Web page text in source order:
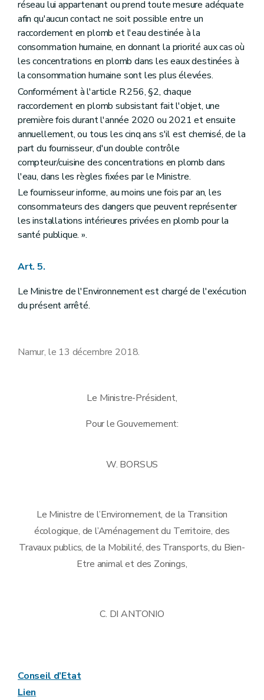
réseau lui appartenant ou prend toute mesure adéquate
afin qu'aucun contact ne soit possible entre un
raccordement en plomb et l'eau destinée à la
consommation humaine, en donnant la priorité aux cas où
les concentrations en plomb dans les eaux destinées à
la consommation humaine sont les plus élevées.
Conformément à l'article R.256, §2, chaque
raccordement en plomb subsistant fait l'objet, une
première fois durant l'année 2020 ou 2021 et ensuite
annuellement, ou tous les cinq ans s'il est chemisé, de la
part du fournisseur, d'un double contrôle
compteur/cuisine des concentrations en plomb dans
l'eau, dans les règles fixées par le Ministre.
Le fournisseur informe, au moins une fois par an, les
consommateurs des dangers que peuvent représenter
les installations intérieures privées en plomb pour la
santé publique. ».
Art. 5.
Le Ministre de l'Environnement est chargé de l'exécution
du présent arrêté.
Namur, le 13 décembre 2018.
Le Ministre-Président,
Pour le Gouvernement:
W. BORSUS
Le Ministre de l’Environnement, de la Transition
écologique, de l’Aménagement du Territoire, des
Travaux publics, de la Mobilité, des Transports, du Bien-
Etre animal et des Zonings,
C. DI ANTONIO
Conseil d’Etat
Lien